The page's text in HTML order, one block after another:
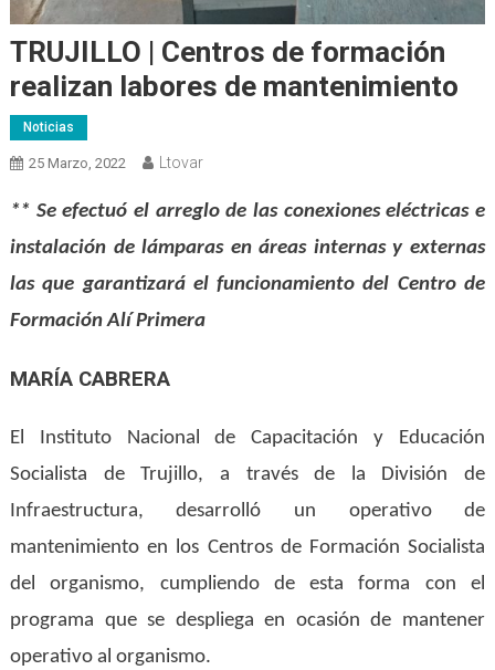
TRUJILLO | Centros de formación
realizan labores de mantenimiento
Noticias
25 Marzo, 2022 Ltovar
** Se efectuó el arreglo de las conexiones eléctricas e
instalación de lámparas en áreas internas y externas
las que garantizará el funcionamiento del Centro de
Formación Alí Primera
MARÍA CABRERA
El Instituto Nacional de Capacitación y Educación
Socialista de Trujillo, a través de la División de
Infraestructura, desarrolló un operativo de
mantenimiento en los Centros de Formación Socialista
del organismo, cumpliendo de esta forma con el
programa que se despliega en ocasión de mantener
operativo al organismo.